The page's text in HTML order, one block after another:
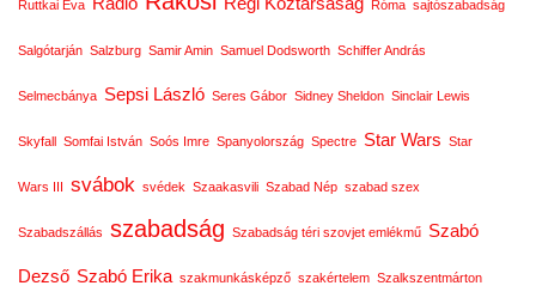
Ruttkai Éva Róma sajtószabadság
Salgótarján Salzburg Samir Amin Samuel Dodsworth Schiffer András
Selmecbánya Sepsi László Seres Gábor Sidney Sheldon Sinclair Lewis
Skyfall Somfai István Soós Imre Spanyolország Spectre Star Wars Star
Wars III svábok svédek Szaakasvili Szabad Nép szabad szex
Szabadszállás szabadság Szabadság téri szovjet emlékmű Szabó
Dezső Szabó Erika szakmunkásképző szakértelem Szalkszentmárton